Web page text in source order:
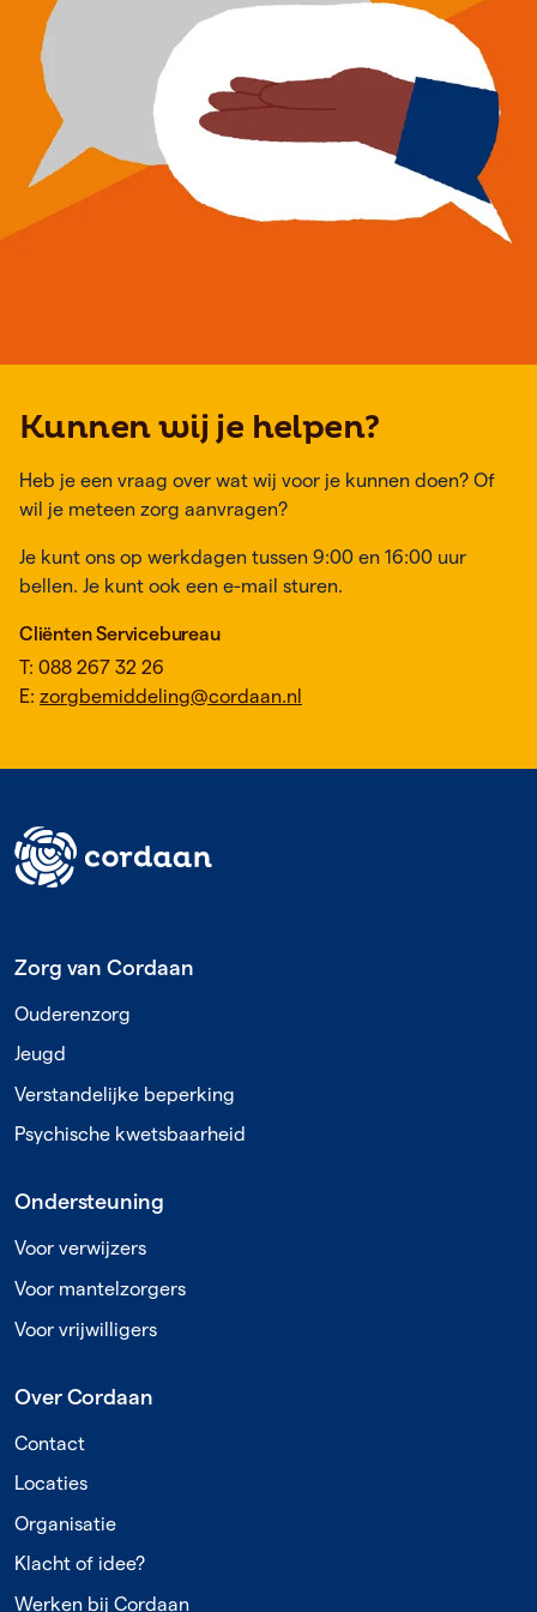
hersenbloeding (CVA)
Kunnen wij je helpen?
Heb je een vraag over wat wij voor je kunnen doen? Of
wil je meteen zorg aanvragen?
Je kunt ons op werkdagen tussen 9:00 en 16:00 uur
bellen. Je kunt ook een e-mail sturen.
Cliënten Servicebureau
T: 088 267 32 26
E: zorgbemiddeling@cordaan.nl
Footer
Zorg van Cordaan
Ouderenzorg
Jeugd
Verstandelijke beperking
Psychische kwetsbaarheid
Ondersteuning
Voor verwijzers
Voor mantelzorgers
Voor vrijwilligers
Over Cordaan
Contact
Locaties
Organisatie
Klacht of idee?
Werken bij Cordaan